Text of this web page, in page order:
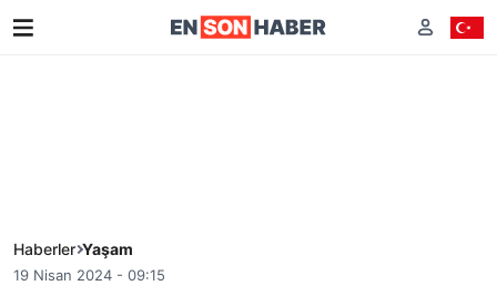
Haberler Yaşam
19 Nisan 2024 - 09:15